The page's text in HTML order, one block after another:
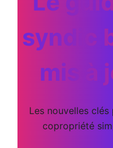
syndic
mis à
Les nouvelles
copropriété